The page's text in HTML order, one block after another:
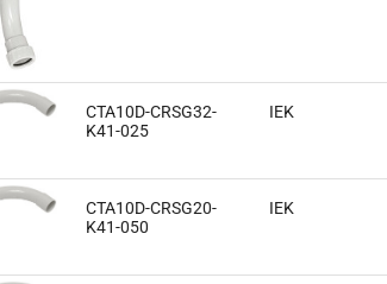
CTA10D-CRSG32-
K41-025
IEK
CTA10D-CRSG20-
K41-050
IEK